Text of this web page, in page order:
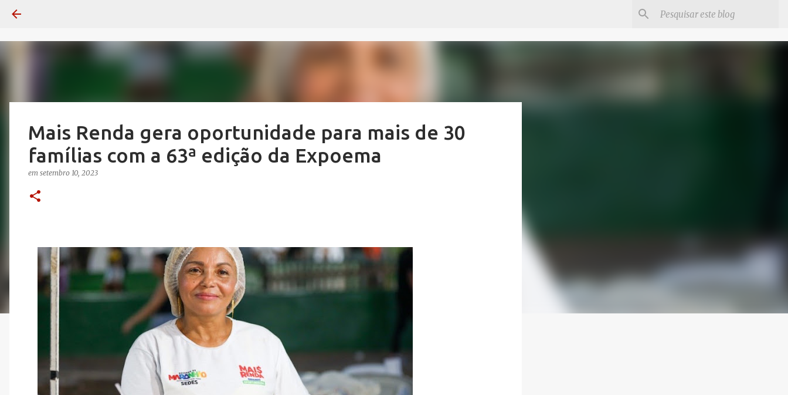
Mais Renda gera oportunidade para mais de 30
famílias com a 63ª edição da Expoema
em setembro 10, 2023